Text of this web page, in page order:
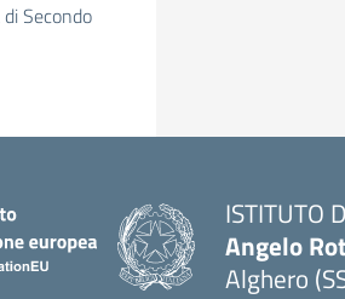
Secondo
ISTITUTO
Angelo
Alghero